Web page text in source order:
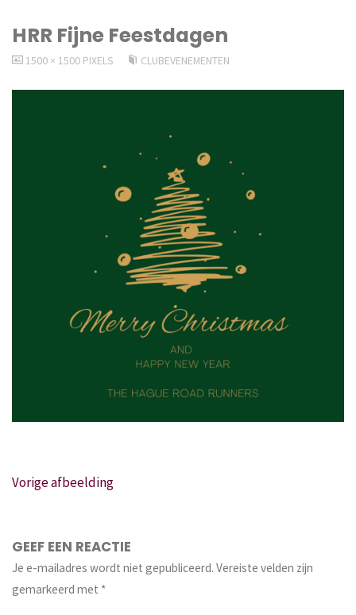
HRR Fijne Feestdagen
VOLLEDIGE
1500 × 1500 PIXELS CLUBEVENEMENTEN
Vorige afbeelding
GEEF EEN REACTIE
Je e-mailadres wordt niet gepubliceerd. Vereiste velden zijn
gemarkeerd met *